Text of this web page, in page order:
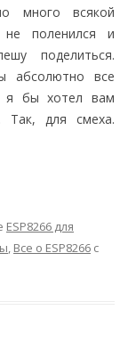
много всякой
не поленился и
поделиться.
абсолютно все
я бы хотел вам
Так, для смеха.
ESP8266 для
, Все о ESP8266 с